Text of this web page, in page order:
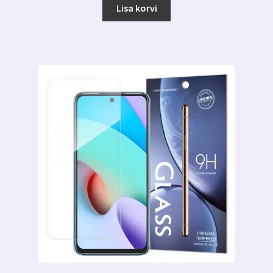
oli:
8.00 €. 5.99 €.
Lisa korvi